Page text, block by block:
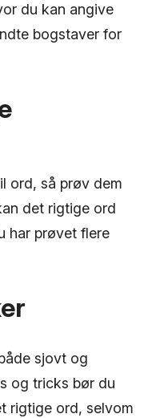
du kan angive
bogstaver for
ord, så prøv dem
det rigtige ord
har prøvet flere
sjovt og
og tricks bør du
rigtige ord, selvom